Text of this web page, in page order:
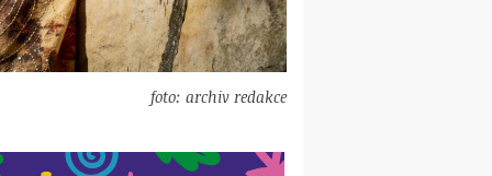
foto: archiv redakce